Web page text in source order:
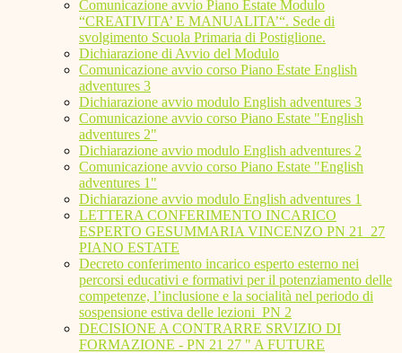
Comunicazione avvio Piano Estate Modulo
“CREATIVITA’ E MANUALITA’“. Sede di
svolgimento Scuola Primaria di Postiglione.
Dichiarazione di Avvio del Modulo
Comunicazione avvio corso Piano Estate English
adventures 3
Dichiarazione avvio modulo English adventures 3
Comunicazione avvio corso Piano Estate "English
adventures 2"
Dichiarazione avvio modulo English adventures 2
Comunicazione avvio corso Piano Estate "English
adventures 1"
Dichiarazione avvio modulo English adventures 1
LETTERA CONFERIMENTO INCARICO
ESPERTO GESUMMARIA VINCENZO PN 21_27
PIANO ESTATE
Decreto conferimento incarico esperto esterno nei
percorsi educativi e formativi per il potenziamento delle
competenze, l’inclusione e la socialità nel periodo di
sospensione estiva delle lezioni_PN 2
DECISIONE A CONTRARRE SRVIZIO DI
FORMAZIONE - PN 21 27 " A FUTURE